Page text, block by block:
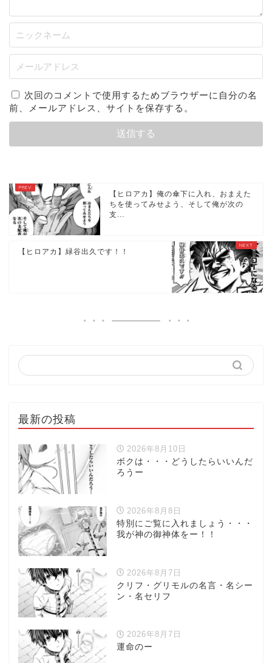
次回のコメントで使用するためブラウザーに自分の名
前、メールアドレス、サイトを保存する。
【ヒロアカ】俺の傘下に入れ、おまえた
ちを使ってみせよう、そして俺が次の
支...
【ヒロアカ】緑谷出久です！！
最新の投稿
2026年8月10日
ボクは・・・どうしたらいいんだ
ろうー
2026年8月8日
特別にご覧に入れましょう・・・
我が神の御神体をー！！
2026年8月7日
クリフ・グリモルの名言・名シー
ン・名セリフ
2026年8月7日
運命のー